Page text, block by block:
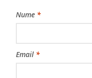
Nume *
Email *